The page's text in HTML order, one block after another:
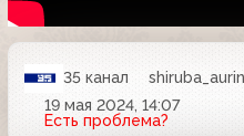
35 канал
19 мая 2024, 14:07
Есть проблема?